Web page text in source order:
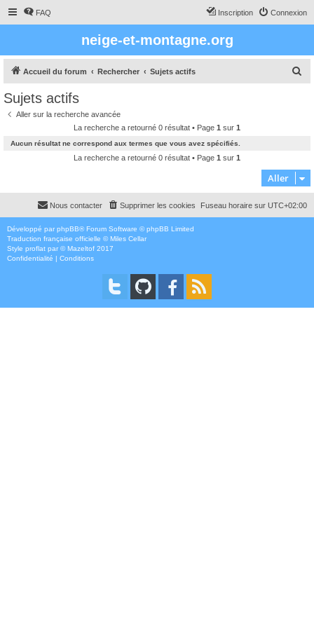
FAQ Connexion
Inscription
neige-et-montagne.org
Accueil du forum Rechercher Sujets actifs
c
h
e
Sujets actifs
Aller sur la recherche avancée
La recherche a retourné 0 résultat • Page 1 sur 1
Aucun résultat ne correspond aux termes que vous avez spécifiés.
La recherche a retourné 0 résultat • Page 1 sur 1
Aller
Fuseau horaire sur UTC+02:00
Supprimer les cookies
Nous contacter
Développé par phpBB® Forum Software © phpBB Limited
Traduction française officielle ©Miles Cellar
Style proflat par ©Mazeltof 2017
Confidentialité | Conditions